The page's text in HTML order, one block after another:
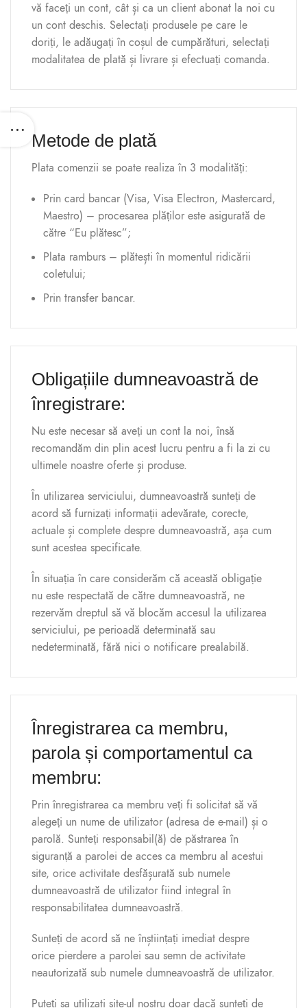
vă faceți un cont, cât și ca un client abonat la noi cu
un cont deschis. Selectați produsele pe care le
doriți, le adăugați în coșul de cumpărături, selectați
modalitatea de plată și livrare și efectuați comanda.
Metode de plată
Plata comenzii se poate realiza în 3 modalități:
Prin card bancar (Visa, Visa Electron, Mastercard,
Maestro) – procesarea plăților este asigurată de
către “Eu plătesc”;
Plata ramburs – plătești în momentul ridicării
coletului;
Prin transfer bancar.
Obligațiile dumneavoastră de
înregistrare:
Nu este necesar să aveți un cont la noi, însă
recomandăm din plin acest lucru pentru a fi la zi cu
ultimele noastre oferte și produse.
În utilizarea serviciului, dumneavoastră sunteți de
acord să furnizați informații adevărate, corecte,
actuale și complete despre dumneavoastră, așa cum
sunt acestea specificate.
În situația în care considerăm că această obligație
nu este respectată de către dumneavoastră, ne
rezervăm dreptul să vă blocăm accesul la utilizarea
serviciului, pe perioadă determinată sau
nedeterminată, fără nici o notificare prealabilă.
Înregistrarea ca membru,
parola și comportamentul ca
membru:
Prin înregistrarea ca membru veți fi solicitat să vă
alegeți un nume de utilizator (adresa de e-mail) și o
parolă. Sunteți responsabil(ă) de păstrarea în
siguranță a parolei de acces ca membru al acestui
site, orice activitate desfășurată sub numele
dumneavoastră de utilizator fiind integral în
responsabilitatea dumneavoastră.
Sunteți de acord să ne înștiințați imediat despre
orice pierdere a parolei sau semn de activitate
neautorizată sub numele dumneavoastră de utilizator.
Puteți sa utilizati site-ul nostru doar dacă sunteți de